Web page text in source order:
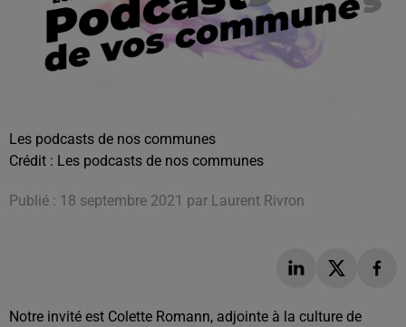
Les podcasts de nos communes
Crédit : Les podcasts de nos communes
Publié : 18 septembre 2021 par Laurent Rivron
Notre invité est Colette Romann, adjointe à la culture de